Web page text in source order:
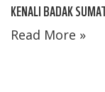
KENALI BADAK
Read More »